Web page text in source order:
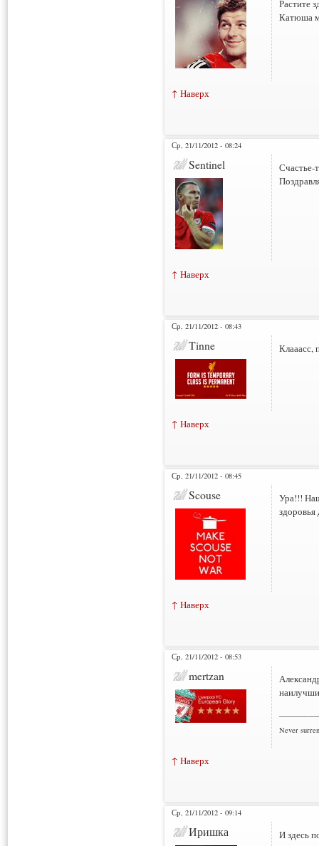
Растите
Катюша
↑ Наверх
Ср, 21/11/2012 - 08:24
Sentinel
Счастье-
↑ Наверх
Ср, 21/11/2012 - 08:43
Tinne Клааасс,
↑ Наверх
Ср, 21/11/2012 - 08:45
Scouse
Ура!!!
↑ Наверх
Ср, 21/11/2012 - 08:53
mertzan
Never
↑ Наверх
Ср, 21/11/2012 - 09:14
Иришка И здесь